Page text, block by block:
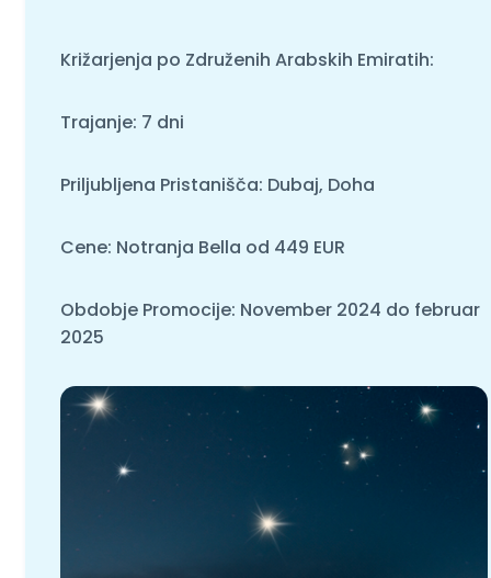
Križarjenja po Združenih Arabskih Emiratih:
Trajanje: 7 dni
Priljubljena Pristanišča: Dubaj, Doha
Cene: Notranja Bella od 449 EUR
Obdobje Promocije: November 2024 do februar
2025